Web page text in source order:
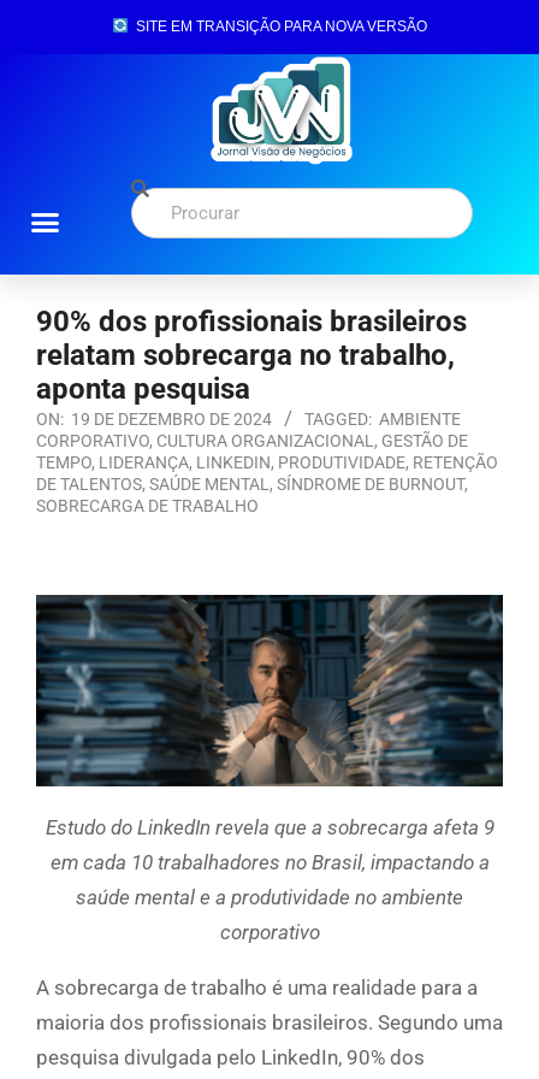
SITE EM TRANSIÇÃO PARA NOVA VERSÃO
90% dos profissionais brasileiros
relatam sobrecarga no trabalho,
aponta pesquisa
ON: 19 DE DEZEMBRO DE 2024 TAGGED: AMBIENTE
CORPORATIVO, CULTURA ORGANIZACIONAL , GESTÃO DE
TEMPO, LIDERANÇA, LINKEDIN, PRODUTIVIDADE, RETENÇÃO
DE TALENTOS, SAÚDE MENTAL , SÍNDROME DE BURNOUT,
SOBRECARGA DE TRABALHO
Estudo do LinkedIn revela que a sobrecarga afeta 9
em cada 10 trabalhadores no Brasil, impactando a
saúde mental e a produtividade no ambiente
corporativo
A sobrecarga de trabalho é uma realidade para a
maioria dos profissionais brasileiros. Segundo uma
pesquisa divulgada pelo LinkedIn, 90% dos